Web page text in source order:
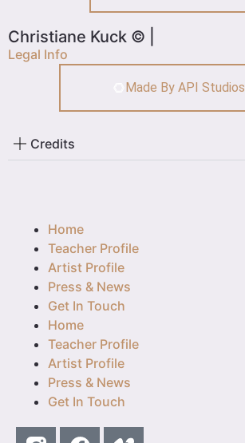
Christiane Kuck © |
Legal Info
Made By API Studios
Credits
Home
Teacher Profile
Artist Profile
Press & News
Get In Touch
Home
Teacher Profile
Artist Profile
Press & News
Get In Touch